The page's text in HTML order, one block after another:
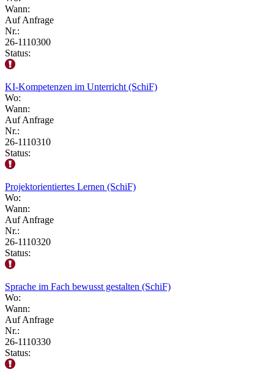
Wann:
Auf Anfrage
Nr.:
26-1110300
Status:
KI-Kompetenzen im Unterricht (SchiF)
Wo:
Wann:
Auf Anfrage
Nr.:
26-1110310
Status:
Projektorientiertes Lernen (SchiF)
Wo:
Wann:
Auf Anfrage
Nr.:
26-1110320
Status:
Sprache im Fach bewusst gestalten (SchiF)
Wo:
Wann:
Auf Anfrage
Nr.:
26-1110330
Status: